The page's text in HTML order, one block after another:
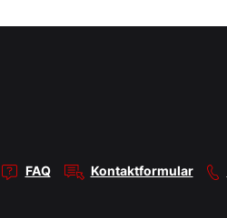
FAQ Kontaktformular